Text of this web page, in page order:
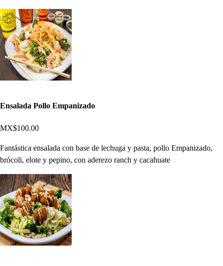
Ensalada Pollo Empanizado
MX$100.00
Fantástica ensalada con base de lechuga y pasta, pollo Empanizado,
brócoli, elote y pepino, con aderezo ranch y cacahuate